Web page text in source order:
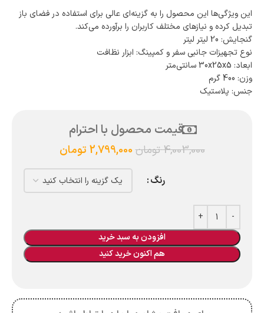
این ویژگی‌ها این محصول را به گزینه‌ای عالی برای استفاده در فضای باز
تبدیل کرده و نیازهای مختلف کاربران را برآورده می‌کند.
گنجایش: 20 لیتر لیتر
نوع تجهیزات جانبی سفر و کمپینگ: ابزار نظافت
ابعاد: 30x25x5 سانتی‌متر
وزن: 400 گرم
جنس: پلاستیک
قیمت محصول با احترام
4,003,000تومان 2,799,000 تومان
رنگ
افزودن به سبد خرید
هم اکنون خرید کنید